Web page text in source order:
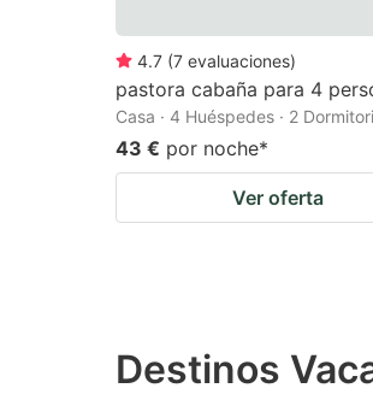
4.7 (7 evaluaciones)
pastora cabaña para 4
Casa · 4 Huéspedes · 2
43 € por noche*
Ver oferta
Destinos